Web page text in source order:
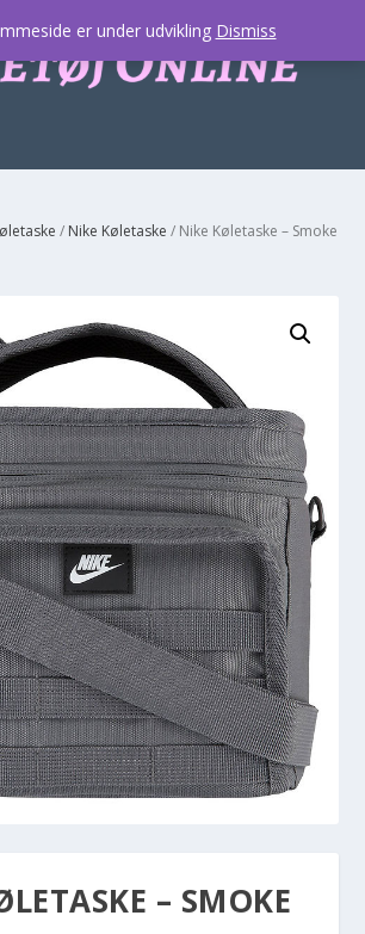
/ Nike Køletaske / Nike Køletaske – Smoke
– SMOKE
er under udvikling Dismiss